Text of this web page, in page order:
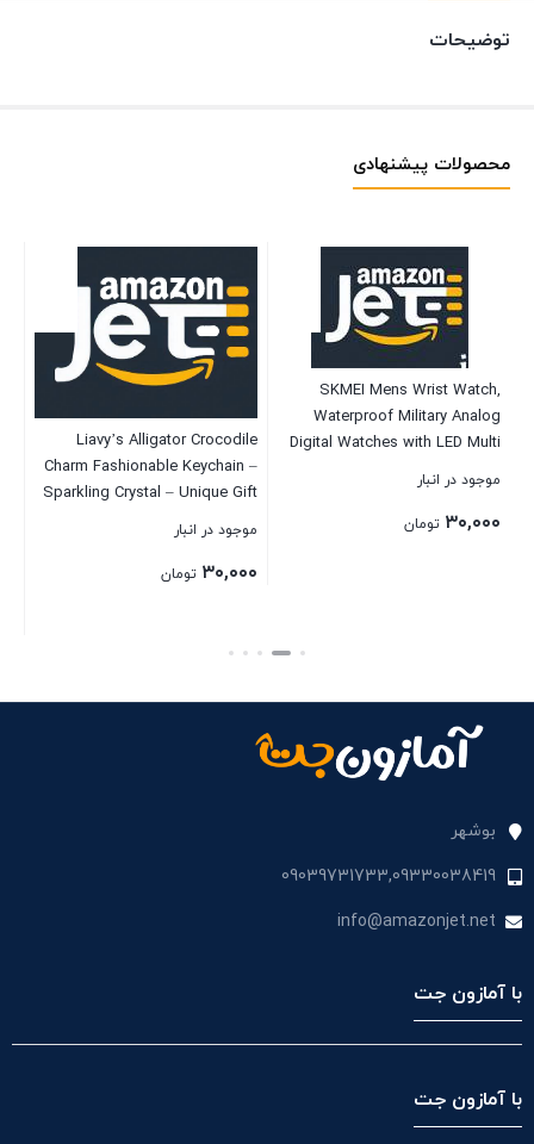
توضیحات
محصولات پیشنهادی
SKMEI Mens Wrist Watch,
Waterproof Military Analog
Digital Watches with LED Multi
Men
موجود در انبار
۳۰,۰۰۰ تومان
Liavy’s Alligator Crocodile
Charm Fashionable Keychain –
Sparkling Crystal – Unique Gift
and Souvenir
موجود در انبار
۳۰,۰۰۰ تومان
بستن
بوشهر
09039731733,09330038419
info@amazonjet.net
با آمازون جت
با آمازون جت